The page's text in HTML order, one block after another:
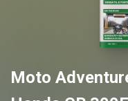
Moto